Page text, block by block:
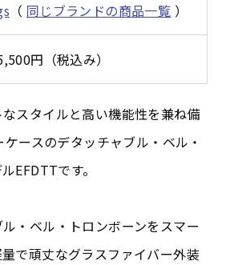
（ 同じブランドの商品一覧 ）
円（税込み）
スタイルと高い機能性を兼ね備
ースのデタッチャブル・ベル・
EFDTTです。
・ベル・トロンボーンをスマー
で頑丈なグラスファイバー外装